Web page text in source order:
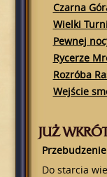
Czarna
Wielki
Pewnej
Rycerze
Rozróba
Wejście
JUŻ
Do starcia